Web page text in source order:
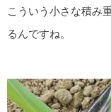
こういう小さな積み
るんですね。